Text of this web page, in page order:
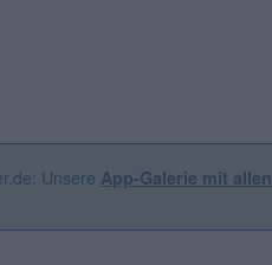
Unsere App-Galerie mit